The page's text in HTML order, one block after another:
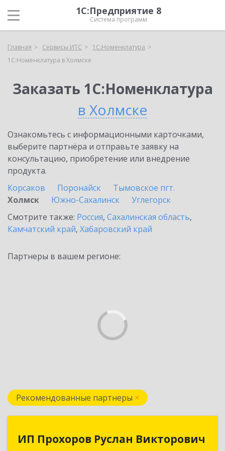
1С:Предприятие 8
Система программ
Главная Сервисы ИТС
1С:Номенклатура
1С:Номенклатура в Холмске
Заказать 1С:Номенклатура
в Холмске
Ознакомьтесь с информационными карточками,
выберите партнёра и отправьте заявку на
консультацию, приобретение или внедрение
продукта.
Корсаков
Поронайск
Тымовское пгт.
Холмск
Южно-Сахалинск
Углегорск
Смотрите также: Россия, Сахалинская область,
Камчатский край, Хабаровский край
Партнеры в вашем регионе:
Рекомендованные партнеры
ИП Прохоров Руслан Викторович